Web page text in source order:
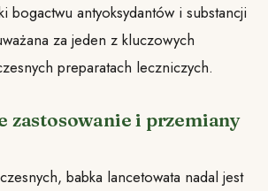
bogactwu antyoksydantów i substancji
za jeden z kluczowych
preparatach leczniczych.
zastosowanie i przemiany
babka lancetowata nadal jest